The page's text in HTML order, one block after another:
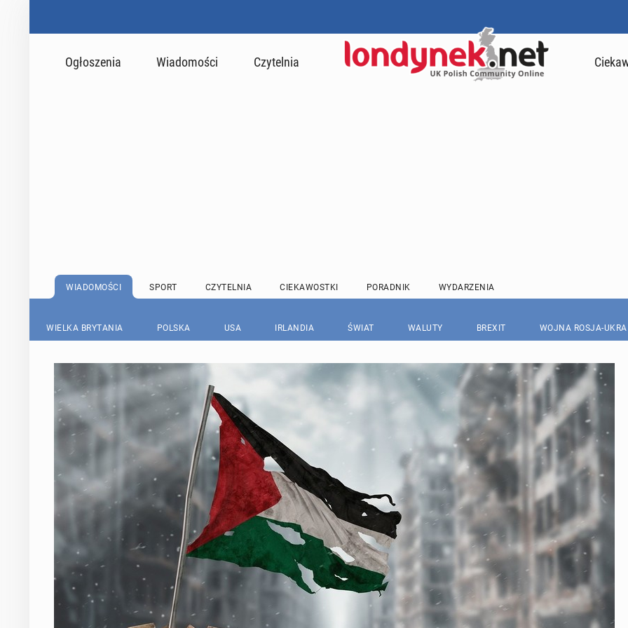
Ogłoszenia Wiadomości Czytelnia
WIADOMOŚCI SPORT CZYTELNIA CIEKAWOSTKI PORADNIK WYDARZENIA
WIELKA BRYTANIA POLSKA USA IRLANDIA ŚWIAT WALUTY BREXIT WOJNA ROSJA-